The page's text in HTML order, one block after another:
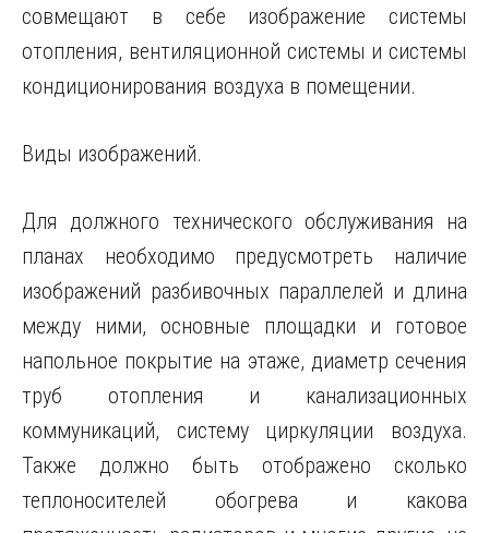
совмещают в себе изображение системы
отопления, вентиляционной системы и системы
кондиционирования воздуха в помещении.
Виды изображений.
Для должного технического обслуживания на
планах необходимо предусмотреть наличие
изображений разбивочных параллелей и длина
между ними, основные площадки и готовое
напольное покрытие на этаже, диаметр сечения
труб отопления и канализационных
коммуникаций, систему циркуляции воздуха.
Также должно быть отображено сколько
теплоносителей обогрева и какова